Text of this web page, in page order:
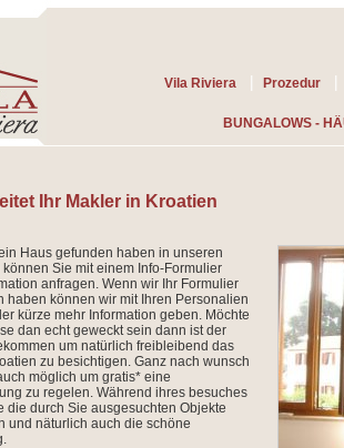
Vila Riviera | Prozedur |
BUNGALOWS -
Ihr Makler in Kroatien
Haus gefunden haben in unseren
können Sie mit einem Info-Formulier
anfragen. Wenn wir Ihr Formulier
haben können wir mit Ihren Personalien
kürze mehr Information geben. Möchte
dan echt geweckt sein dann ist der
um natürlich freibleibend das
zu besichtigen. Ganz nach wunsch
möglich um gratis* eine
zu regelen. Während ihres besuches
die durch Sie ausgesuchten Objekte
und näturlich auch die schöne